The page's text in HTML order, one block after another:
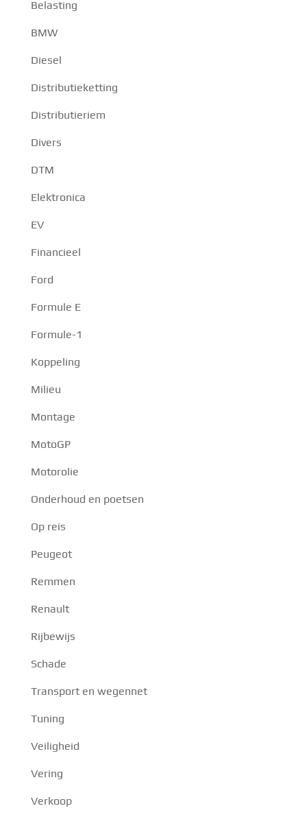
Belasting
BMW
Diesel
Distributieketting
Distributieriem
Divers
DTM
Elektronica
EV
Financieel
Ford
Formule E
Formule-1
Koppeling
Milieu
Montage
MotoGP
Motorolie
Onderhoud en poetsen
Op reis
Peugeot
Remmen
Renault
Rijbewijs
Schade
Transport en wegennet
Tuning
Veiligheid
Vering
Verkoop